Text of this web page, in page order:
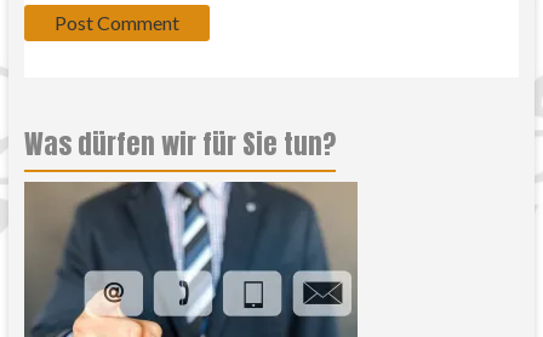
Was dürfen wir für Sie tun?